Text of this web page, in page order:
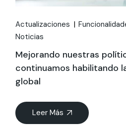
Actualizaciones
Noticias
Mejorando nuestras
continuamos habilitando
global
Leer Más